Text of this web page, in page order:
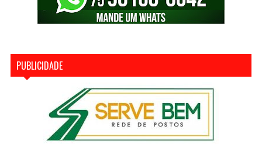
PUBLICIDADE